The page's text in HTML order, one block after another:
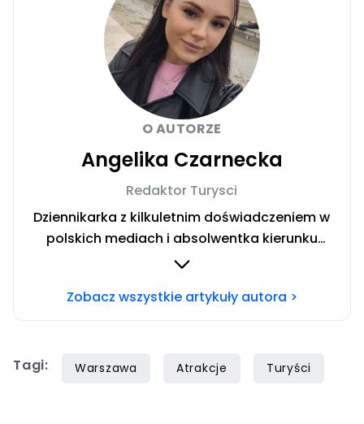
O AUTORZE
Angelika Czarnecka
Redaktor Turysci
Dziennikarka z kilkuletnim doświadczeniem w
polskich mediach i absolwentka kierunku
Dziennikarstwo i Komunikacja Społeczna w
Miłośniczka włoskich regionów. Uwielbiam
Zobacz wszystkie artykuły autora >
Tagi: Warszawa Atrakcje Turyści